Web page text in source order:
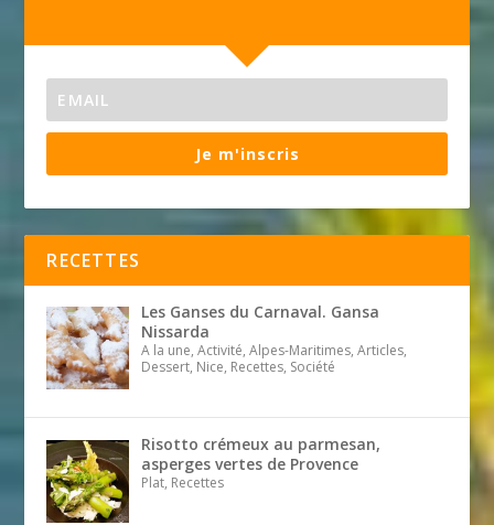
Je m'inscris
RECETTES
Les Ganses du Carnaval. Gansa
Nissarda
A la une, Activité, Alpes-Maritimes, Articles,
Dessert, Nice, Recettes, Société
Risotto crémeux au parmesan,
asperges vertes de Provence
Plat, Recettes